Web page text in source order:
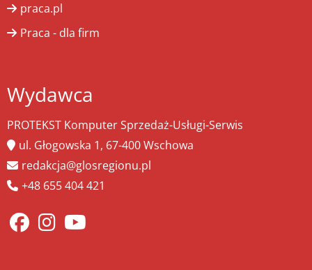
praca.pl
Praca - dla firm
Wydawca
PROTEKST Komputer Sprzedaż-Usługi-Serwis
ul. Głogowska 1, 67-400 Wschowa
redakcja@glosregionu.pl
+48 655 404 421